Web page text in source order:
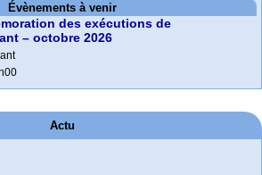
Évènements à venir
des exécutions de
– octobre 2026
Actu